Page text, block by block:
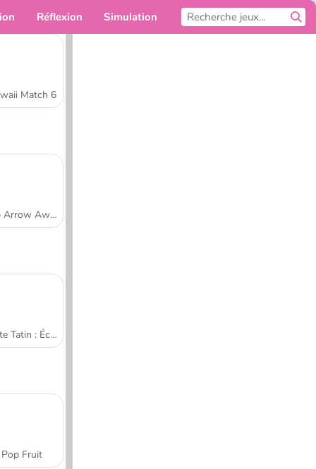
Réflexion Simulation
Match 6
Tap Arrow Away
Tarte Tatin : École de cuisine de Sara
Pop Fruit